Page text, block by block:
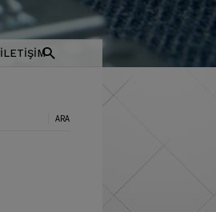
İLETIŞIM